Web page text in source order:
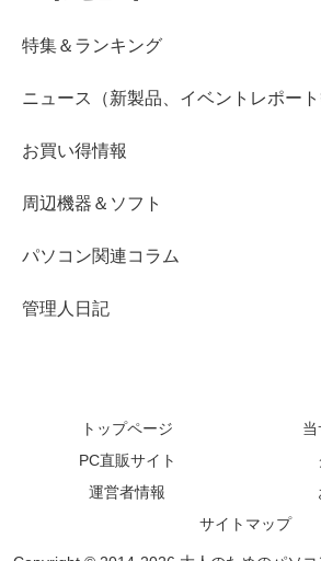
特集＆ランキング
ニュース（新製品、イベントレポート
お買い得情報
周辺機器＆ソフト
パソコン関連コラム
管理人日記
トップページ
PC直販サイト
運営者情報
サイトマップ